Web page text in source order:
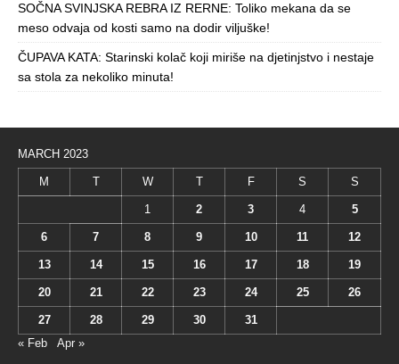
SOČNA SVINJSKA REBRA IZ RERNE: Toliko mekana da se
meso odvaja od kosti samo na dodir viljuške!
ČUPAVA KATA: Starinski kolač koji miriše na djetinjstvo i nestaje
sa stola za nekoliko minuta!
MARCH 2023
M T W T F S S
1 2 3 4 5
6 7 8 9 10 11 12
13 14 15 16 17 18 19
20 21 22 23 24 25 26
27 28 29 30
31
« Feb
Apr »